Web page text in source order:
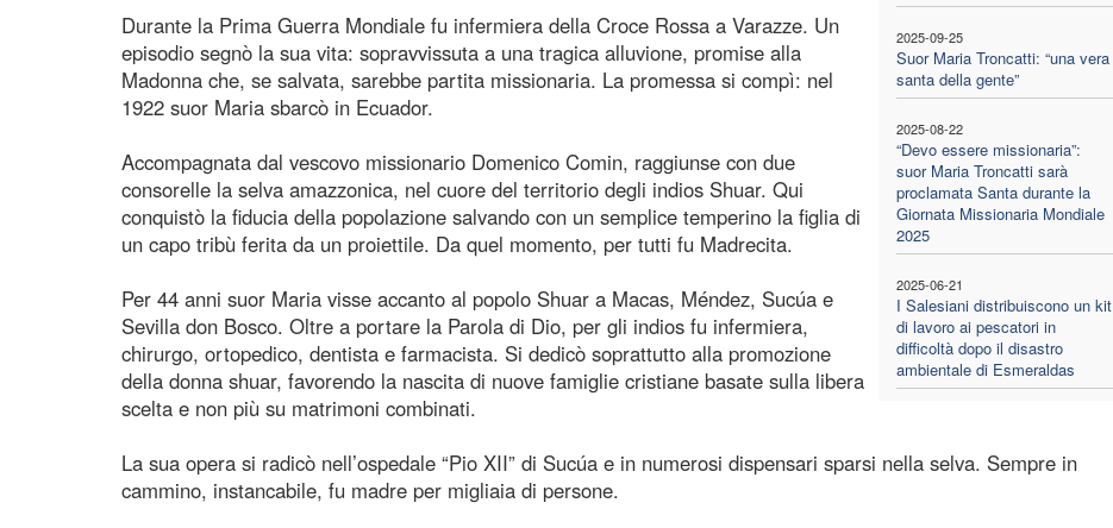
2025-09-25
Suor Maria Troncatti: “una vera
santa della gente”
2025-08-22
“Devo essere missionaria”:
suor Maria Troncatti sarà
proclamata Santa durante la
Giornata Missionaria Mondiale
2025
2025-06-21
I Salesiani distribuiscono un kit
di lavoro ai pescatori in
difficoltà dopo il disastro
ambientale di Esmeraldas
Durante la Prima Guerra Mondiale fu infermiera della Croce Rossa a Varazze. Un
episodio segnò la sua vita: sopravvissuta a una tragica alluvione, promise alla
Madonna che, se salvata, sarebbe partita missionaria. La promessa si compì: nel
1922 suor Maria sbarcò in Ecuador.
Accompagnata dal vescovo missionario Domenico Comin, raggiunse con due
consorelle la selva amazzonica, nel cuore del territorio degli indios Shuar. Qui
conquistò la fiducia della popolazione salvando con un semplice temperino la figlia di
un capo tribù ferita da un proiettile. Da quel momento, per tutti fu Madrecita.
Per 44 anni suor Maria visse accanto al popolo Shuar a Macas, Méndez, Sucúa e
Sevilla don Bosco. Oltre a portare la Parola di Dio, per gli indios fu infermiera,
chirurgo, ortopedico, dentista e farmacista. Si dedicò soprattutto alla promozione
della donna shuar, favorendo la nascita di nuove famiglie cristiane basate sulla libera
scelta e non più su matrimoni combinati.
La sua opera si radicò nell’ospedale “Pio XII” di Sucúa e in numerosi dispensari sparsi nella selva. Sempre in
cammino, instancabile, fu madre per migliaia di persone.